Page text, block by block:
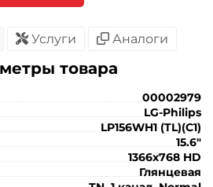
Услуги Аналоги
товара
00002979
LG-Philips
LP156WH1 (TL)(C1)
15.6"
1366x768 HD
Глянцевая